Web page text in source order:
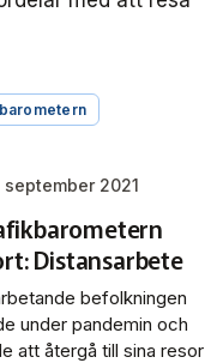
2021
Distansarbete
befolkningen
under pandemin och
att återgå till sina resor